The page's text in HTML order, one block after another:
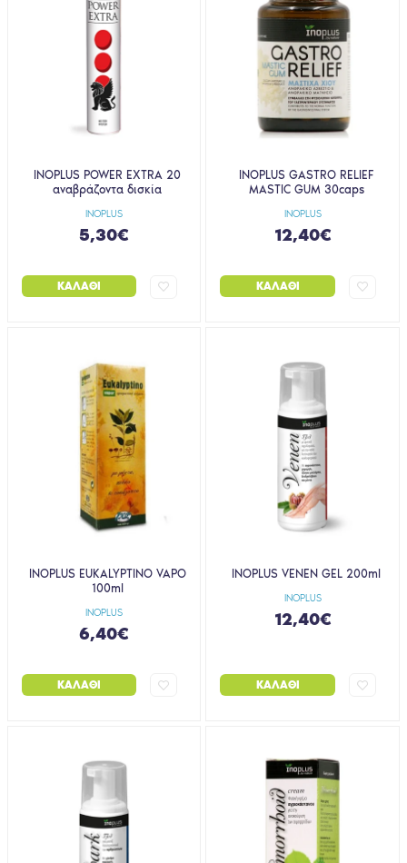
INOPLUS
INOPLUS POWER EXTRA 20
αναβράζοντα δισκία
5,30€
ΚΑΛΆΘΙ
INOPLUS
INOPLUS GASTRO RELIEF
MASTIC GUM 30caps
12,40€
ΚΑΛΆΘΙ
INOPLUS
INOPLUS EUKALYPTINO VAPO
100ml
6,40€
ΚΑΛΆΘΙ
INOPLUS
INOPLUS VENEN GEL 200ml
12,40€
ΚΑΛΆΘΙ